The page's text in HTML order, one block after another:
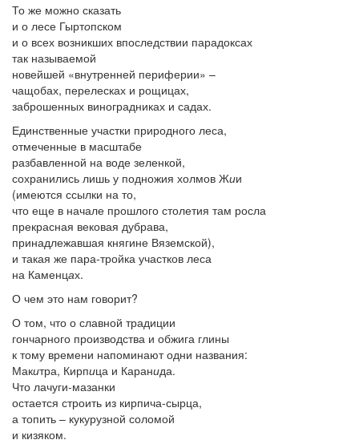
То же можно сказать
и о лесе Гыртопском
и о всех возникших впоследствии парадоксах
так называемой
новейшей «внутренней периферии» –
чащобах, перелесках и рощицах,
заброшенных виноградниках и садах.
Единственные участки природного леса,
отмеченные в масштабе
разбавленной на воде зеленкой,
сохранились лишь у подножия холмов Жии
(имеются ссылки на то,
что еще в начале прошлого столетия там росла
прекрасная вековая дубрава,
принадлежавшая княгине Вяземской),
и такая же пара-тройка участков леса
на Каменцах.
О чем это нам говорит?
О том, что о славной традиции
гончарного производства и обжига глины
к тому времени напоминают одни названия:
Макитра, Кирпица и Каранида.
Что лачуги-мазанки
остается строить из кирпича-сырца,
а топить – кукурузной соломой
и кизяком.